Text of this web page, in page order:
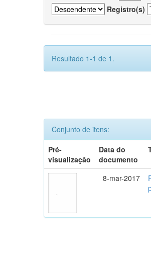
Registro(s)
Resultado 1-1 de 1.
Conjunto de itens:
Pré-
visualização
Data do
documento
8-mar-2017